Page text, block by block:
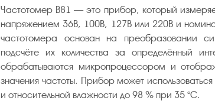
Частотомер В81 — это прибор, который
напряжением 36В, 100В, 127В или 220В и
частотомера основан на преобразовании
подсчёте их количества за определённый
обрабатываются микропроцессором и
значения частоты. Прибор может
и относительной влажности до 98 % при 35 °C.